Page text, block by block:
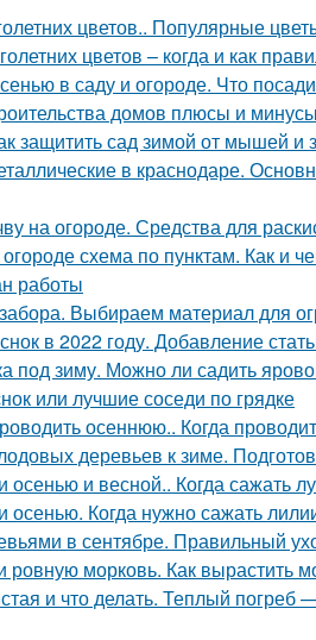
цветов.. Популярные
цветов – когда и как
в саду и огороде. Что
домов плюсы и
защитить сад зимой от мышей и
в краснодаре.
на огороде. Средства для
схема по пунктам. Как и
работы
Выбираем материал для
в 2022 году. Добавление
под зиму. Можно ли садить
или лучшие соседи по грядке
осеннюю.. Когда
деревьев к зиме.
осенью и весной.. Когда сажать
осенью. Когда нужно сажать
в сентябре. Правильный
ровную морковь. Как вырастить
и что делать. Теплый погреб